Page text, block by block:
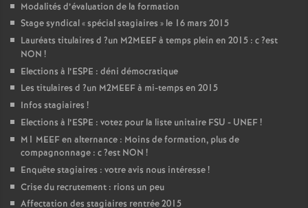
Modalités d’évaluation de la formation
Stage syndical «spécial stagiaires » le 16 mars 2015
Lauréats titulaires d ?un M2MEEFà temps plein en 2015 : c?est
NON !
Elections à l’ESPE : déni démocratique
Les titulaires d ?un M2MEEFà mi-temps en 2015
Infos stagiaires !
Elections à l’ESPE : votez pour la liste unitaire FSU - UNEF!
M1 MEEFen alternance : Moins de formation, plus de
compagnonnage : c?est NON !
Enquête stagiaires : votre avis nous intéresse!
Crise du recrutement : rions un peu
Affectation des stagiaires rentrée 2015